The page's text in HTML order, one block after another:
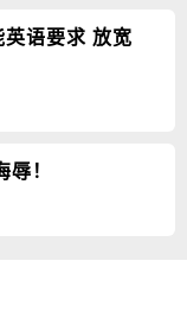
语要求 放宽
！